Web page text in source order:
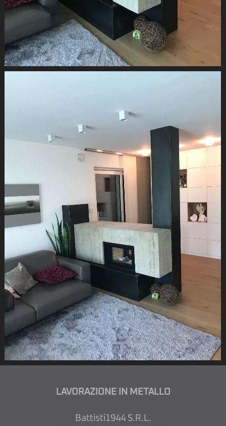
LAVORAZIONE IN METALLO
Battisti1944 S.R.L.